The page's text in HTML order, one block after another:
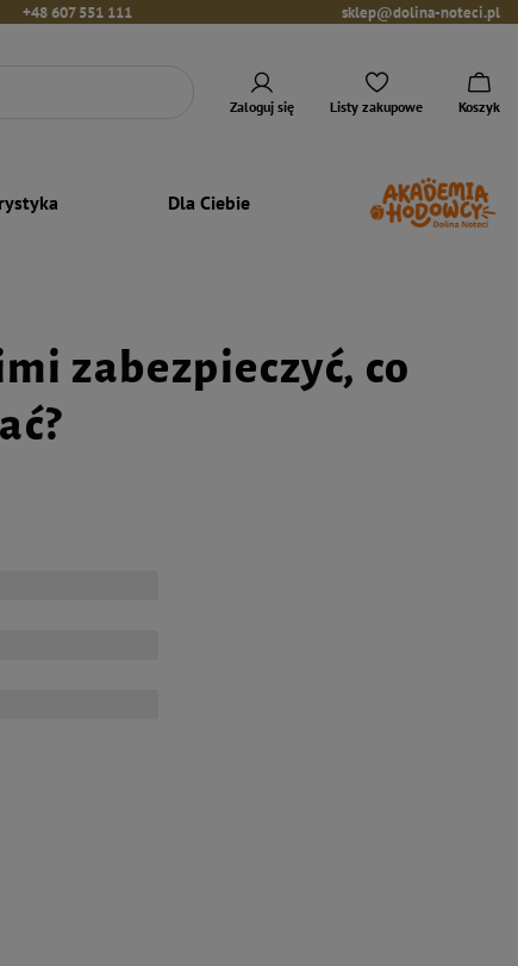
+48 607 551 111 sklep@dolina-noteci.pl
Zaloguj się Listy zakupowe Koszyk
Dla Ciebie
zabezpieczyć, co